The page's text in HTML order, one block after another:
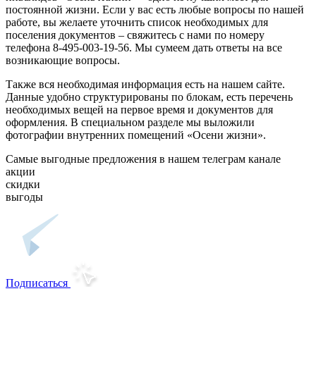
постоянной жизни. Если у вас есть любые вопросы по нашей
работе, вы желаете уточнить список необходимых для
поселения документов – свяжитесь с нами по номеру
телефона 8-495-003-19-56. Мы сумеем дать ответы на все
возникающие вопросы.
Также вся необходимая информация есть на нашем сайте.
Данные удобно структурированы по блокам, есть перечень
необходимых вещей на первое время и документов для
оформления. В специальном разделе мы выложили
фотографии внутренних помещений «Осени жизни».
Самые выгодные предложения в нашем телеграм канале
акции
скидки
выгоды
Подписаться